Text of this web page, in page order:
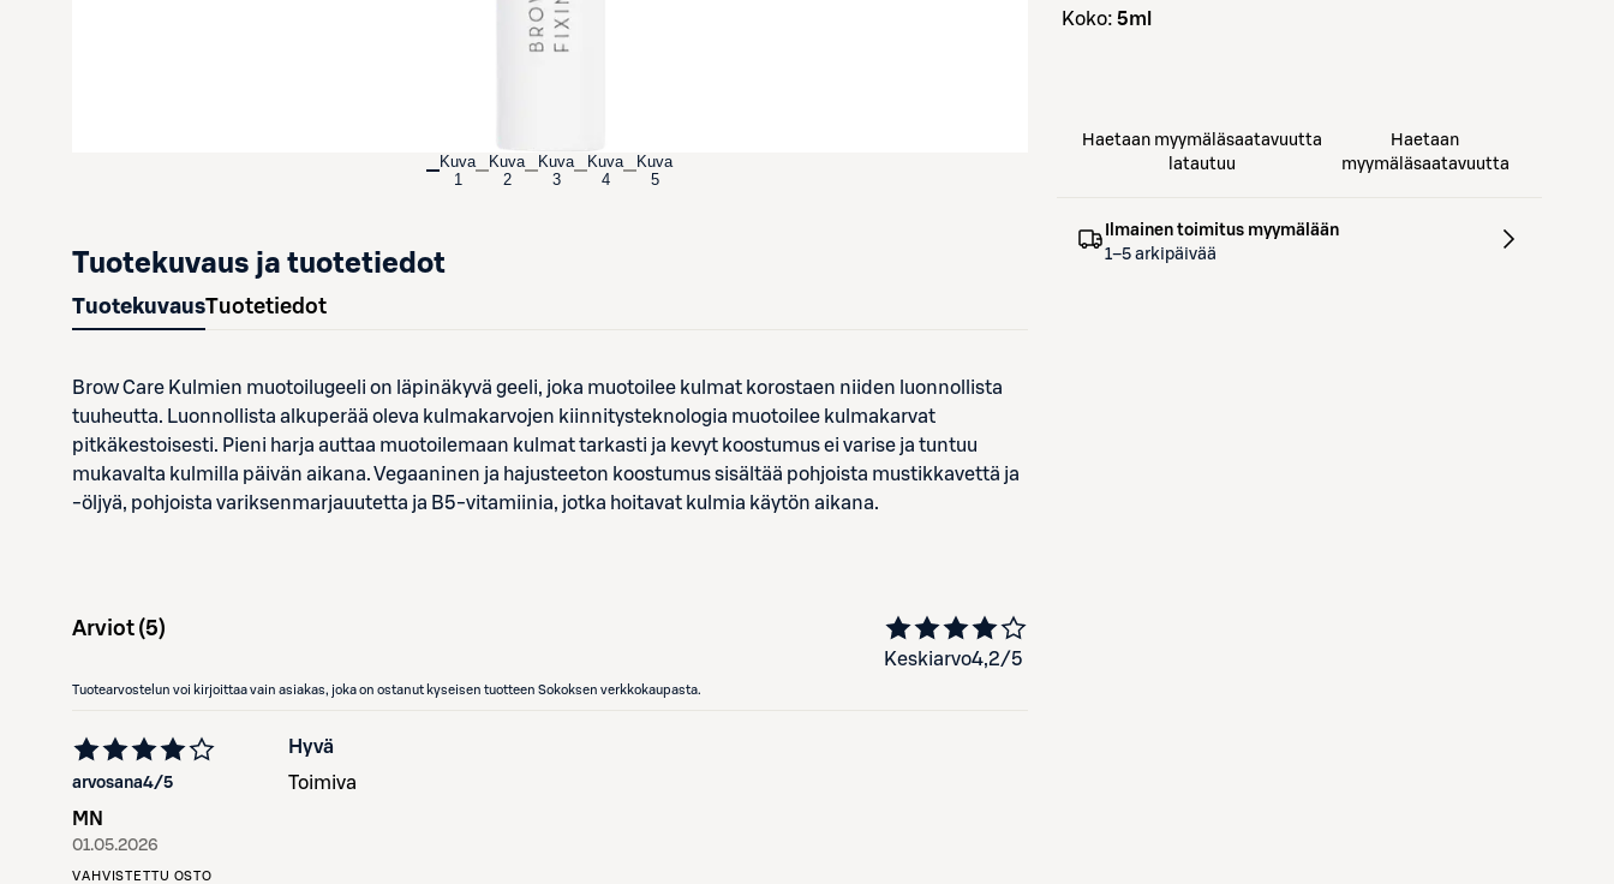
Kuva
1
Kuva
2
Kuva
3
Kuva
4
Kuva
5
koko: 5ml
Haetaan myymäläsaatavuutta
latautuu
Haetaan
myymäläsaatavuutta
Ilmainen toimitus myymälään
1–5 arkipäivää
Tuotekuvaus ja tuotetiedot
TuotekuvausTuotetiedot
Brow Care Kulmien muotoilugeeli on läpinäkyvä geeli, joka muotoilee kulmat korostaen niiden luonnollista
tuuheutta. Luonnollista alkuperää oleva kulmakarvojen kiinnitysteknologia muotoilee kulmakarvat
pitkäkestoisesti. Pieni harja auttaa muotoilemaan kulmat tarkasti ja kevyt koostumus ei varise ja tuntuu
mukavalta kulmilla päivän aikana. Vegaaninen ja hajusteeton koostumus sisältää pohjoista mustikkavettä ja
-öljyä, pohjoista variksenmarjauutetta ja B5-vitamiinia, jotka hoitavat kulmia käytön aikana.
Arviot (5)
Keskiarvo4,2/5
Tuotearvostelun voi kirjoittaa vain asiakas, joka on ostanut kyseisen tuotteen Sokoksen verkkokaupasta.
arvosana4/5
MN
01.05.2026
VAHVISTETTU OSTO
Hyvä
Toimiva